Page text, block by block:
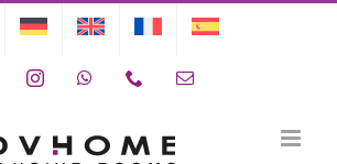
FacebookInstagramWhatsAppPhone Email